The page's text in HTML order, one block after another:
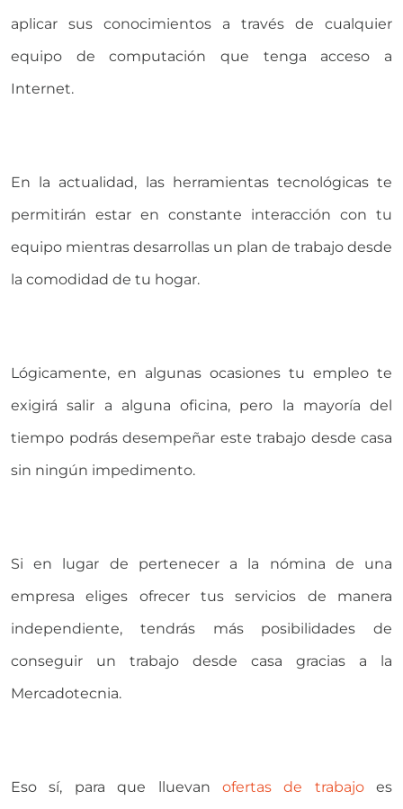
aplicar sus conocimientos a través de cualquier
equipo de computación que tenga acceso a
Internet.
En la actualidad, las herramientas tecnológicas te
permitirán estar en constante interacción con tu
equipo mientras desarrollas un plan de trabajo desde
la comodidad de tu hogar.
Lógicamente, en algunas ocasiones tu empleo te
exigirá salir a alguna oficina, pero la mayoría del
tiempo podrás desempeñar este trabajo desde casa
sin ningún impedimento.
Si en lugar de pertenecer a la nómina de una
empresa eliges ofrecer tus servicios de manera
independiente, tendrás más posibilidades de
conseguir un trabajo desde casa gracias a la
Mercadotecnia.
Eso sí, para que lluevan ofertas de trabajoes